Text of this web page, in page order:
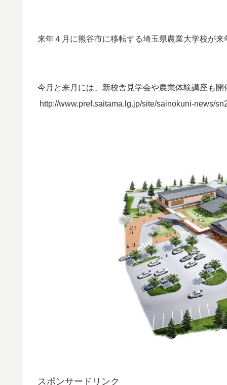
来年４月に熊谷市に移転する埼玉県農業大学校が来
今月と来月には、新校舎見学会や農業体験講座も開
http://www.pref.saitama.lg.jp/site/sainokuni-news/
スポンサードリンク